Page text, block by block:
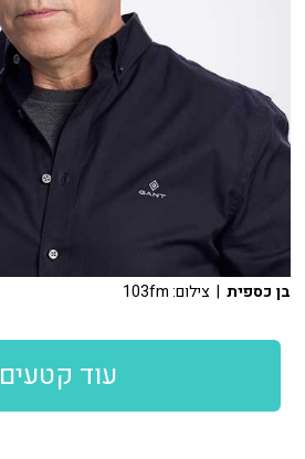
בן כספית | צילום: 103fm
עוד קטעים